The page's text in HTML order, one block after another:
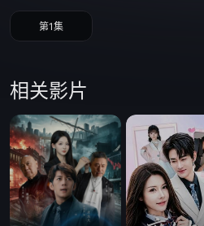
第1集
相关影片